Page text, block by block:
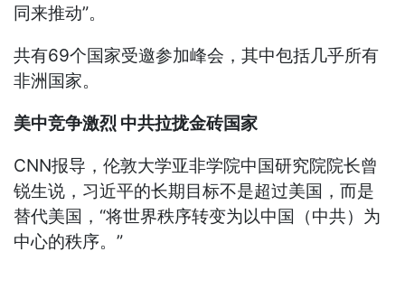
同来推动”。
共有69个国家受邀参加峰会，其中包括几乎所有
非洲国家。
美中竞争激烈 中共拉拢金砖国家
CNN报导，伦敦大学亚非学院中国研究院院长曾
锐生说，习近平的长期目标不是超过美国，而是
替代美国，“将世界秩序转变为以中国（中共）为
中心的秩序。”